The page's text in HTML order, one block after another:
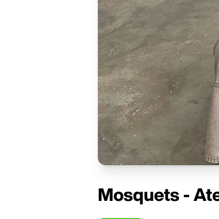
Mosquets -